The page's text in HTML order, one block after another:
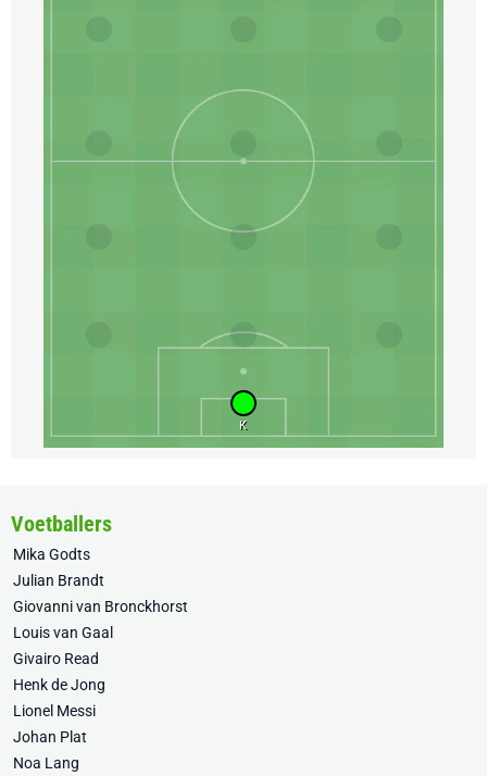
K
Voetballers
Mika Godts
Julian Brandt
Giovanni van Bronckhorst
Louis van Gaal
Givairo Read
Henk de Jong
Lionel Messi
Johan Plat
Noa Lang